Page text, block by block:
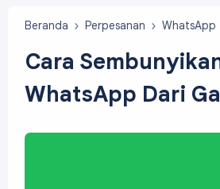
Beranda Perpesanan WhatsApp
Cara
WhatsApp Dari